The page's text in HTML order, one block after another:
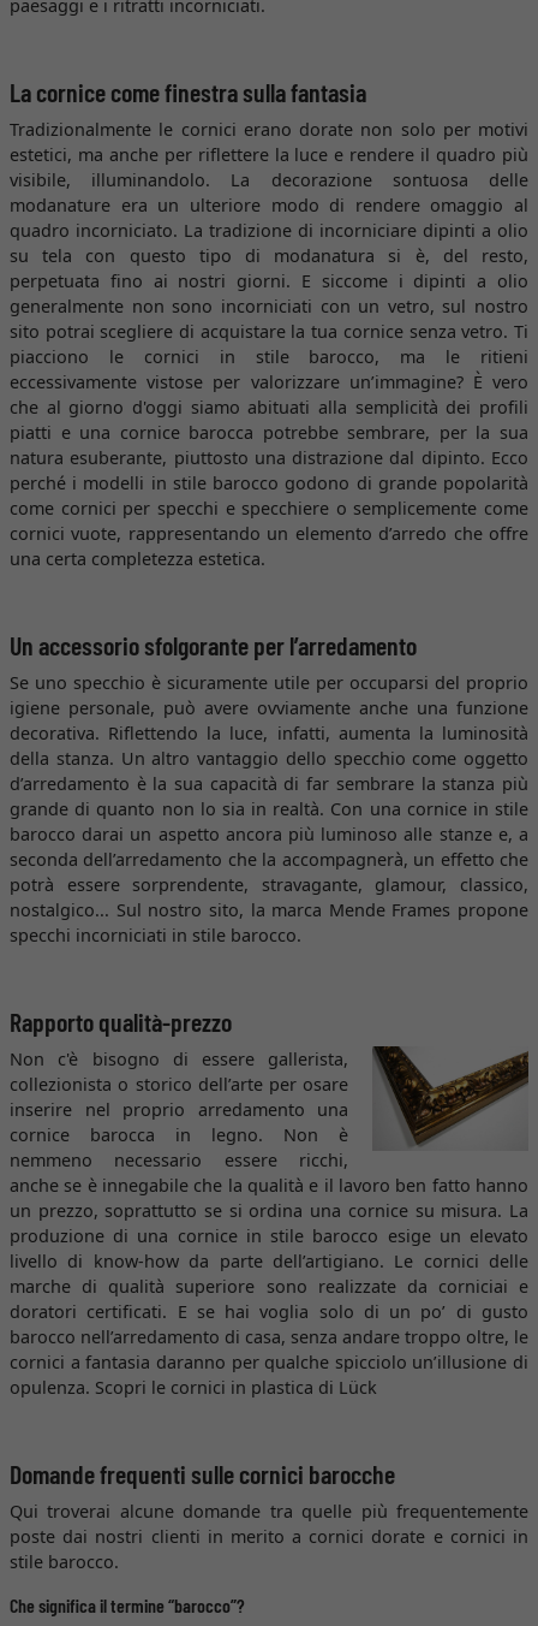
paesaggi e i ritratti incorniciati.
La cornice come finestra sulla fantasia
Tradizionalmente le cornici erano dorate non solo per motivi
estetici, ma anche per riflettere la luce e rendere il quadro più
visibile, illuminandolo. La decorazione sontuosa delle
modanature era un ulteriore modo di rendere omaggio al
quadro incorniciato. La tradizione di incorniciare dipinti a olio
su tela con questo tipo di modanatura si è, del resto,
perpetuata fino ai nostri giorni. E siccome i dipinti a olio
generalmente non sono incorniciati con un vetro, sul nostro
sito potrai scegliere di acquistare la tua cornice senza vetro. Ti
piacciono le cornici in stile barocco, ma le ritieni
eccessivamente vistose per valorizzare un’immagine? È vero
che al giorno d'oggi siamo abituati alla semplicità dei profili
piatti e una cornice barocca potrebbe sembrare, per la sua
natura esuberante, piuttosto una distrazione dal dipinto. Ecco
perché i modelli in stile barocco godono di grande popolarità
come cornici per specchi e specchiere o semplicemente come
cornici vuote, rappresentando un elemento d’arredo che offre
una certa completezza estetica.
Un accessorio sfolgorante per l’arredamento
Se uno specchio è sicuramente utile per occuparsi del proprio
igiene personale, può avere ovviamente anche una funzione
decorativa. Riflettendo la luce, infatti, aumenta la luminosità
della stanza. Un altro vantaggio dello specchio come oggetto
d’arredamento è la sua capacità di far sembrare la stanza più
grande di quanto non lo sia in realtà. Con una cornice in stile
barocco darai un aspetto ancora più luminoso alle stanze e, a
seconda dell’arredamento che la accompagnerà, un effetto che
potrà essere sorprendente, stravagante, glamour, classico,
nostalgico... Sul nostro sito, la marca Mende Frames propone
specchi incorniciati in stile barocco.
Rapporto qualità-prezzo
Non c'è bisogno di essere gallerista,
collezionista o storico dell’arte per osare
inserire nel proprio arredamento una
cornice barocca in legno. Non è
nemmeno necessario essere ricchi,
anche se è innegabile che la qualità e il lavoro ben fatto hanno
un prezzo, soprattutto se si ordina una cornice su misura. La
produzione di una cornice in stile barocco esige un elevato
livello di know-how da parte dell’artigiano. Le cornici delle
marche di qualità superiore sono realizzate da corniciai e
doratori certificati. E se hai voglia solo di un po’ di gusto
barocco nell’arredamento di casa, senza andare troppo oltre, le
cornici a fantasia daranno per qualche spicciolo un’illusione di
opulenza. Scopri le cornici in plastica di Lück
Domande frequenti sulle cornici barocche
Qui troverai alcune domande tra quelle più frequentemente
poste dai nostri clienti in merito a cornici dorate e cornici in
stile barocco.
Che significa il termine “barocco”?